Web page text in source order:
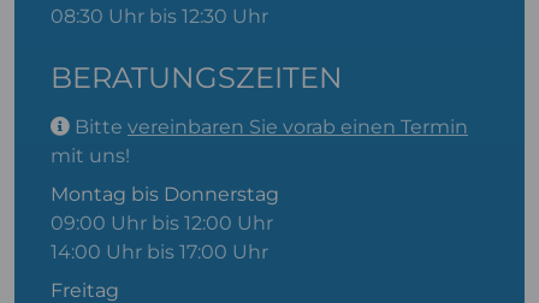
08:30 Uhr bis 12:30 Uhr
BERATUNGSZEITEN
Bitte vereinbaren Sie vorab einen Termin
mit uns!
Montag bis Donnerstag
09:00 Uhr bis 12:00 Uhr
14:00 Uhr bis 17:00 Uhr
Freitag